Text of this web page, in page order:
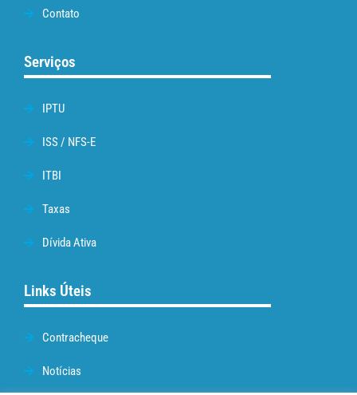
Contato
Serviços
IPTU
ISS / NFS-E
ITBI
Taxas
Dívida Ativa
Links Úteis
Contracheque
Notícias